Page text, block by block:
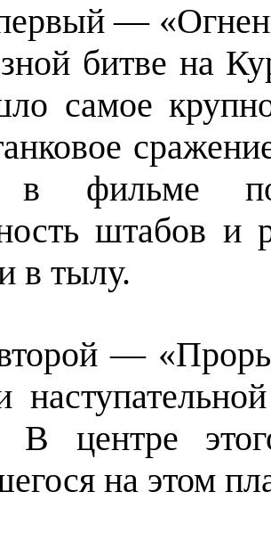
—
битве на
самое
в фильме
штабов и
в тылу.
—
В центре
на этом